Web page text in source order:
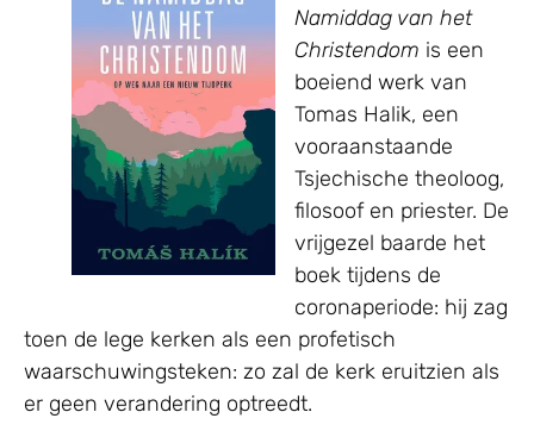
Namiddag van het
Christendom is een
boeiend werk van
Tomas Halik, een
vooraanstaande
Tsjechische theoloog,
filosoof en priester. De
vrijgezel baarde het
boek tijdens de
coronaperiode: hij zag
toen de lege kerken als een profetisch
waarschuwingsteken: zo zal de kerk eruitzien als
er geen verandering optreedt.